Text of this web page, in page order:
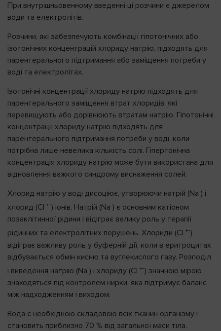
При внутрішньовенному введенні ці розчини є джерелом
води та електролітів.
Розчини, які забезпечують комбінації гіпотонічних або
ізотонічних концентрацій хлориду натрію, підходять для
парентерального підтримання або заміщення потреби у
воді та електролітах.
Ізотонічні концентрації хлориду натрію підходять для
парентерального заміщення втрат хлоридів, які
перевищують або дорівнюють втратам натрію. Гіпотонічні
концентрації хлориду натрію підходять для
парентерального підтримання потреби у воді, коли
потрібна лише невелика кількість солі. Гіпертонічна
концентрація хлориду натрію може бути використана для
відновлення важкого синдрому виснаження солей.
Хлорид натрію у воді дисоціює, утворюючи натрій (Na ) і
хлорид (Cl +−) іонів. Натрій (Na ) є основним катіоном
позаклітинної рідини і відіграє велику роль у терапії
рідинних та електролітних порушень. Хлориди (Cl +−)
відіграє важливу роль у буферній дії, коли в еритроцитах
відбувається обмін кисню та вуглекислого газу. Розподіл
і виведення натрію (Na ) і хлориду (Cl +−) значною мірою
знаходяться під контролем нирки, яка підтримує баланс
між надходженням і виходом.
Вода є необхідною складовою всіх тканин організму і
становить приблизно 70 % від загальної маси тіла.